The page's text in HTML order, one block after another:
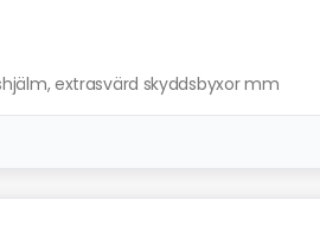
extrasvärd skyddsbyxor mm